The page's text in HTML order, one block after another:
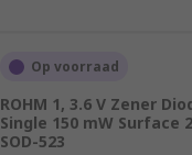
Op voorraad
ROHM 1, 3.6 V Zener
Single 150 mW Surface
SOD-523